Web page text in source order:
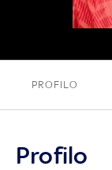
PROFILO
Profilo